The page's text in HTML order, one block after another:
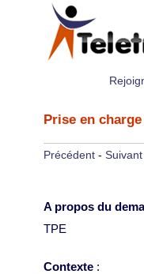
Prise en
Précédent - Suivant
A propos du
TPE
Contexte :